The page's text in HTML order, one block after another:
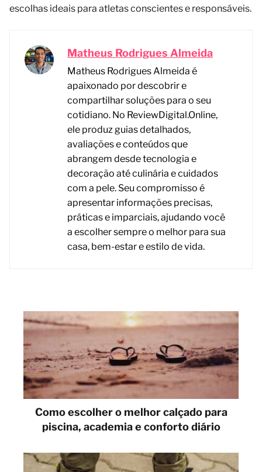
escolhas ideais para atletas conscientes e responsáveis.
Matheus Rodrigues Almeida
Matheus Rodrigues Almeida é
apaixonado por descobrir e
compartilhar soluções para o seu
cotidiano. No ReviewDigital.Online,
ele produz guias detalhados,
avaliações e conteúdos que
abrangem desde tecnologia e
decoração até culinária e cuidados
com a pele. Seu compromisso é
apresentar informações precisas,
práticas e imparciais, ajudando você
a escolher sempre o melhor para sua
casa, bem-estar e estilo de vida.
Como escolher o melhor calçado para
piscina, academia e conforto diário